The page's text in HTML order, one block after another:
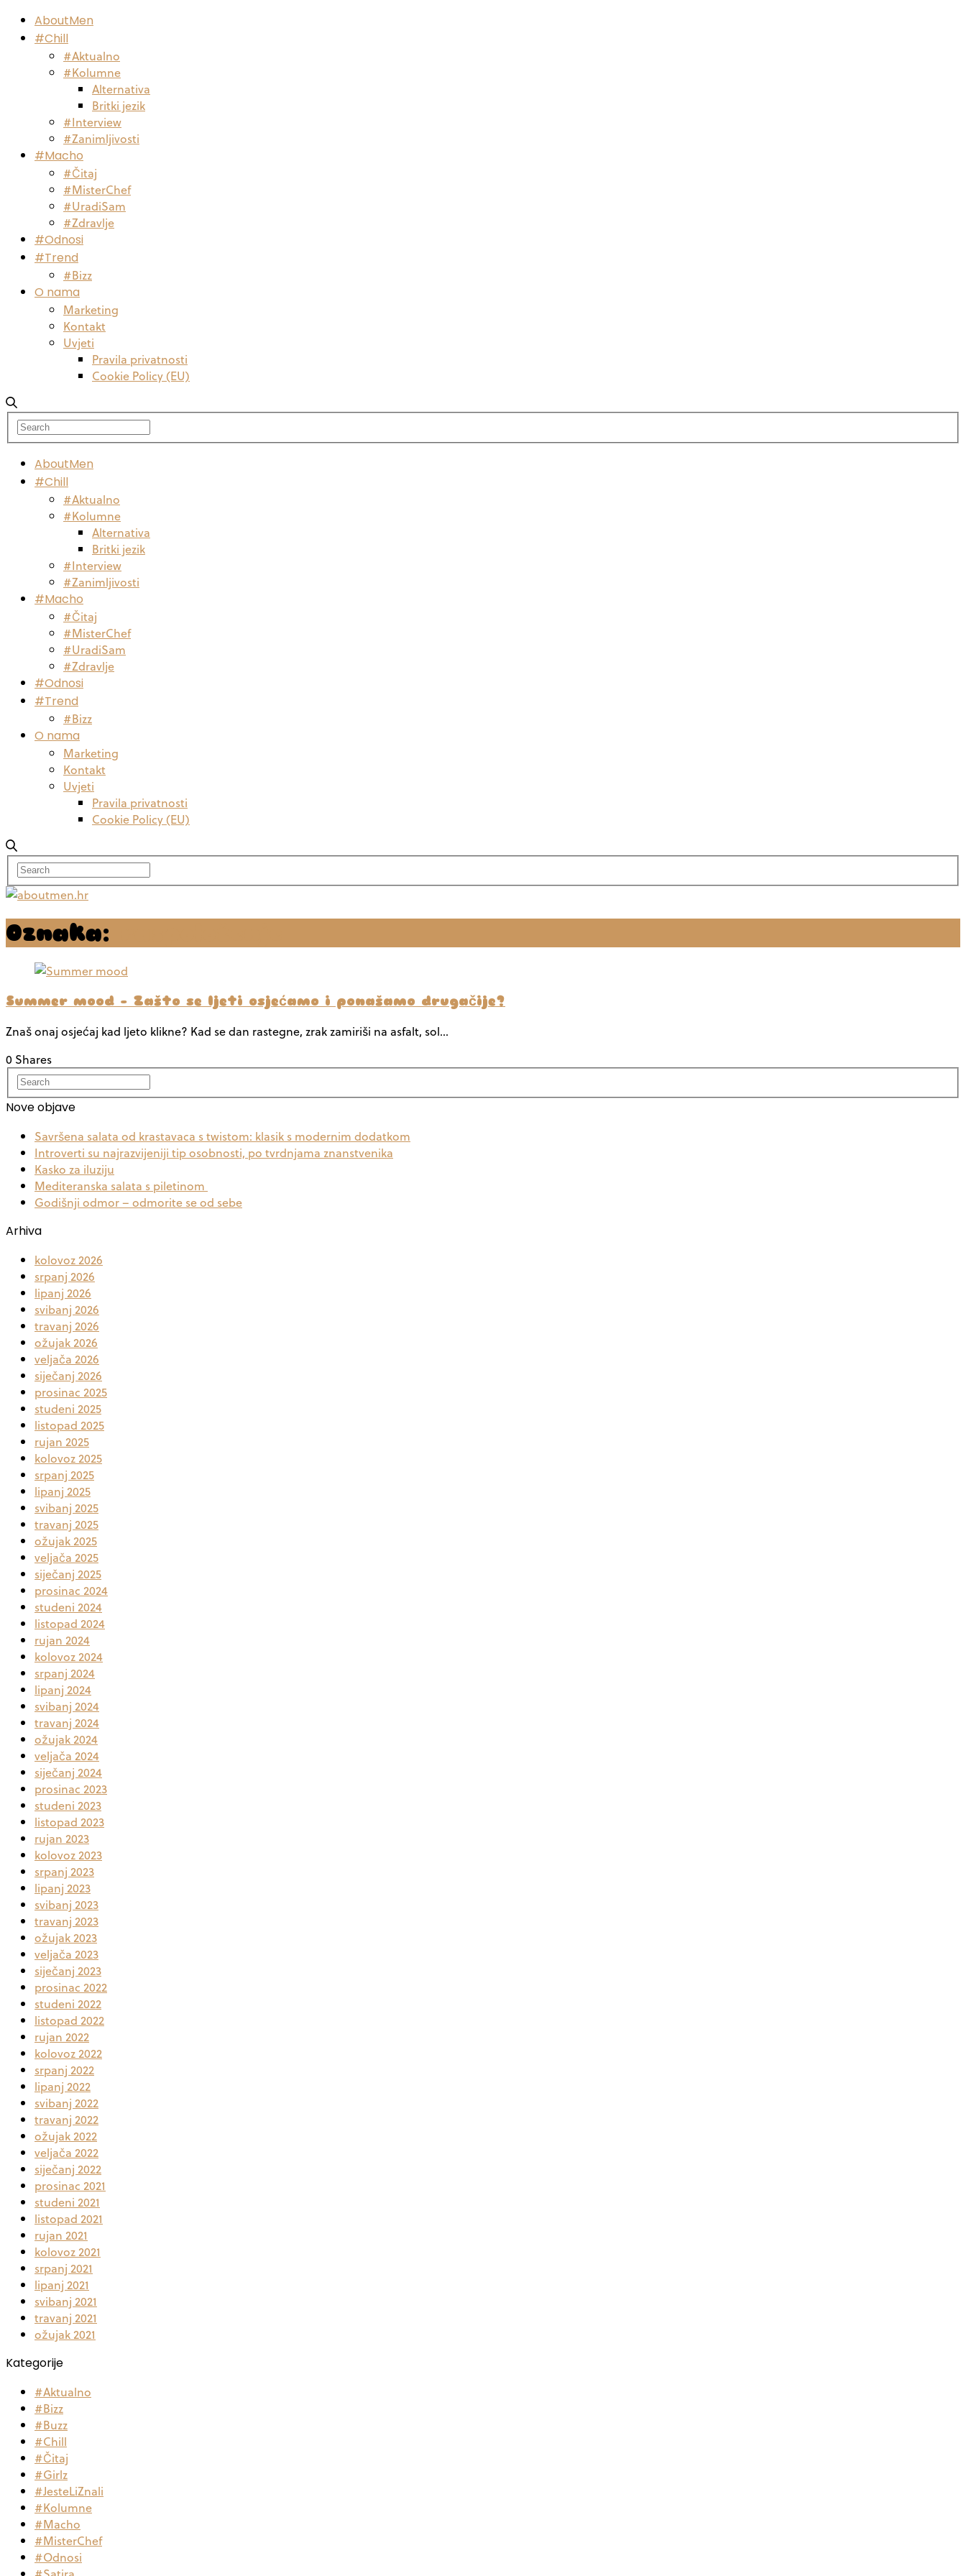
AboutMen
#Chill
#Aktualno
#Kolumne
Alternativa
Britki jezik
#Interview
#Zanimljivosti
#Macho
#Čitaj
#MisterChef
#UradiSam
#Zdravlje
#Odnosi
#Trend
#Bizz
O nama
Marketing
Kontakt
Uvjeti
Pravila privatnosti
Cookie Policy (EU)
AboutMen
#Chill
#Aktualno
#Kolumne
Alternativa
Britki jezik
#Interview
#Zanimljivosti
#Macho
#Čitaj
#MisterChef
#UradiSam
#Zdravlje
#Odnosi
#Trend
#Bizz
O nama
Marketing
Kontakt
Uvjeti
Pravila privatnosti
Cookie Policy (EU)
Oznaka:
Summer mood – Zašto se ljeti osjećamo i ponašamo drugačije?
Znaš onaj osjećaj kad ljeto klikne? Kad se dan rastegne, zrak zamiriši na asfalt, sol…
0 Shares
Nove objave
Savršena salata od krastavaca s twistom: klasik s modernim dodatkom
Introverti su najrazvijeniji tip osobnosti, po tvrdnjama znanstvenika
Kasko za iluziju
Mediteranska salata s piletinom
Godišnji odmor – odmorite se od sebe
Arhiva
kolovoz 2026
srpanj 2026
lipanj 2026
svibanj 2026
travanj 2026
ožujak 2026
veljača 2026
siječanj 2026
prosinac 2025
studeni 2025
listopad 2025
rujan 2025
kolovoz 2025
srpanj 2025
lipanj 2025
svibanj 2025
travanj 2025
ožujak 2025
veljača 2025
siječanj 2025
prosinac 2024
studeni 2024
listopad 2024
rujan 2024
kolovoz 2024
srpanj 2024
lipanj 2024
svibanj 2024
travanj 2024
ožujak 2024
veljača 2024
siječanj 2024
prosinac 2023
studeni 2023
listopad 2023
rujan 2023
kolovoz 2023
srpanj 2023
lipanj 2023
svibanj 2023
travanj 2023
ožujak 2023
veljača 2023
siječanj 2023
prosinac 2022
studeni 2022
listopad 2022
rujan 2022
kolovoz 2022
srpanj 2022
lipanj 2022
svibanj 2022
travanj 2022
ožujak 2022
veljača 2022
siječanj 2022
prosinac 2021
studeni 2021
listopad 2021
rujan 2021
kolovoz 2021
srpanj 2021
lipanj 2021
svibanj 2021
travanj 2021
ožujak 2021
Kategorije
#Aktualno
#Bizz
#Buzz
#Chill
#Čitaj
#Girlz
#JesteLiZnali
#Kolumne
#Macho
#MisterChef
#Odnosi